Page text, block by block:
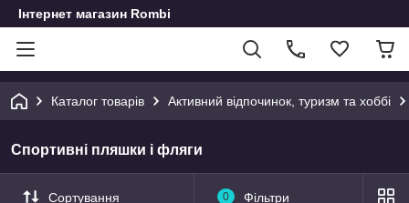
Інтернет магазин Rombi
Каталог товарів Активний відпочинок, туризм та хоббі
Спортивні пляшки і фляги
Сортування 0 Фільтри